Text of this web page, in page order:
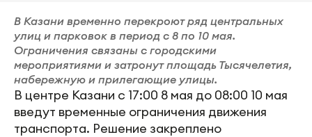
В Казани временно перекроют ряд центральных
улиц и парковок в период с 8 по 10 мая.
Ограничения связаны с городскими
мероприятиями и затронут площадь Тысячелетия,
набережную и прилегающие улицы.
В центре Казани с 17:00 8 мая до 08:00 10 мая
введут временные ограничения движения
транспорта. Решение закреплено